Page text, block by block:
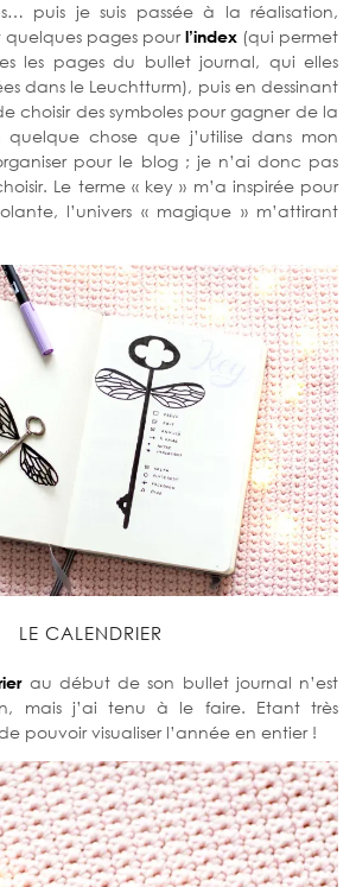
puis je suis passée à la réalisation,
quelques pages pourl’index (qui permet
les pages du bullet journal, qui elles
dans le Leuchtturm), puis en dessinant
choisir des symboles pour gagner de la
quelque chose que j’utilise dans mon
pour le blog ; je n’ai donc pas
Le terme « key » m’a inspirée pour
l’univers « magique » m’attirant
LE CALENDRIER
au début de son bullet journal n’est
mais j’ai tenu à le faire. Etant très
pouvoir visualiser l’année en entier !